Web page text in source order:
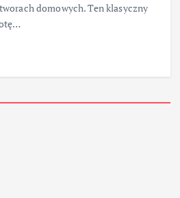
domowych. Ten klasyczny